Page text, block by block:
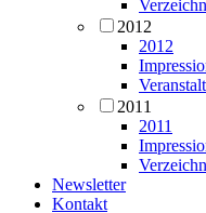
2012
2012
2011
2011
Newsletter
Kontakt